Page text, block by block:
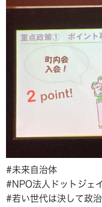
#未来自治体
#NPO法人ドットジェ
#若い世代は決して政